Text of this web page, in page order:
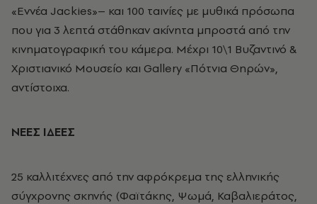
«Εννέα Jackies»– και 100 ταινίες με μυθικά πρόσωπα
που για 3 λεπτά στάθηκαν ακίνητα μπροστά από την
κινηματογραφική του κάμερα. Μέχρι 10\1 Βυζαντινό &
Χριστιανικό Μουσείο και Gallery «Πότνια Θηρών»,
αντίστοιχα.
ΝΕΕΣ ΙΔΕΕΣ
25 καλλιτέχνες από την αφρόκρεμα της ελληνικής
σύγχρονης σκηνής (Φαϊτάκης, Ψωμά, Καβαλιεράτος,